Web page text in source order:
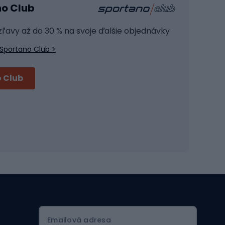
Posilňovacie zariadenie
Skitouringové lyže
Club
až do 30 % na svoje ďalšie objednávky
Club >
Club
Emailová adresa